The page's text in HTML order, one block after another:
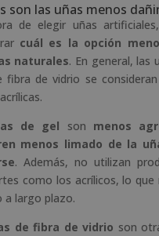
son las uñas menos
de elegir uñas
cuál es la opción
naturales. En general, las
fibra de vidrio se
de gel son menos
menos limado de la
. Además, no utilizan
como los acrílicos, lo que
a largo plazo.
de fibra de vidrio son